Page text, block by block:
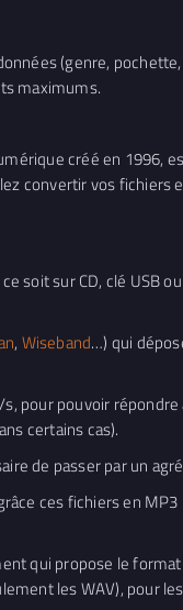
(genre,
maximums.
créé en 1996,
convertir vos
soit sur CD, clé USB
, Wiseband…) qui
pour pouvoir
certains cas).
de passer par un
ces fichiers en
qui propose le
les WAV), pour